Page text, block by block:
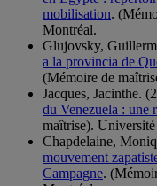
mobilisation.
Montréal.
Glujovsky,
a la provincia de
(Mémoire de
Jacques, Jacinthe.
du Venezuela : une
maîtrise).
Chapdelaine,
mouvement
Campagne.